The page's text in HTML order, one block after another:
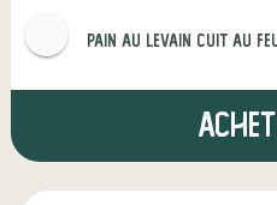
Pain au levain Cuit au